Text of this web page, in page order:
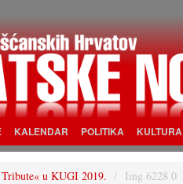
KALENDAR POLITIKA KULTURA
u KUGI 2019. Img 6228 0